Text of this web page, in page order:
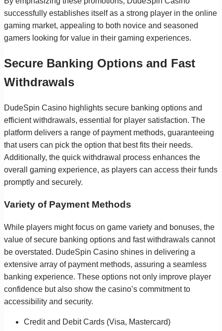
successfully establishes itself as a strong player in the online
gaming market, appealing to both novice and seasoned
gamers looking for value in their gaming experiences.
Secure Banking Options and Fast
Withdrawals
DudeSpin Casino highlights secure banking options and
efficient withdrawals, essential for player satisfaction. The
platform delivers a range of payment methods, guaranteeing
that users can pick the option that best fits their needs.
Additionally, the quick withdrawal process enhances the
overall gaming experience, as players can access their funds
promptly and securely.
Variety of Payment Methods
While players might focus on game variety and bonuses, the
value of secure banking options and fast withdrawals cannot
be overstated. DudeSpin Casino shines in delivering a
extensive array of payment methods, assuring a seamless
banking experience. These options not only improve player
confidence but also show the casino’s commitment to
accessibility and security.
Credit and Debit Cards (Visa, Mastercard)